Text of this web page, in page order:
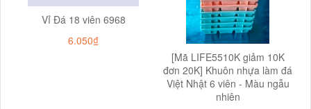
Vỉ Đá 18 viên 6968
6.050₫
[Mã LIFE5510K giảm 10K
đơn 20K] Khuôn nhựa làm đá
Việt Nhật 6 viên - Màu ngẫu
nhiên